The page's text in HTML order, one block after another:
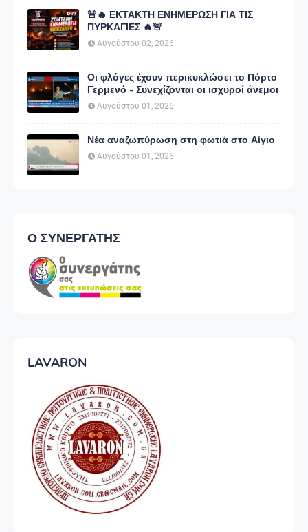
🚨🔥 ΕΚΤΑΚΤΗ ΕΝΗΜΕΡΩΣΗ ΓΙΑ ΤΙΣ
ΠΥΡΚΑΓΙΕΣ 🔥🚨
Αυγούστου 02, 2026
Οι φλόγες έχουν περικυκλώσει το Πόρτο
Γερμενό - Συνεχίζονται οι ισχυροί άνεμοι
Αυγούστου 01, 2026
Νέα αναζωπύρωση στη φωτιά στο Αίγιο
Αυγούστου 01, 2026
Ο ΣΥΝΕΡΓΑΤΗΣ
LAVARON